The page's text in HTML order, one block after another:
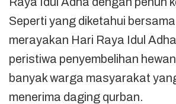
Seperti yang diketahui
merayakan Hari Raya Idul
peristiwa penyembelihan
banyak warga masyarakat
menerima daging qurban.